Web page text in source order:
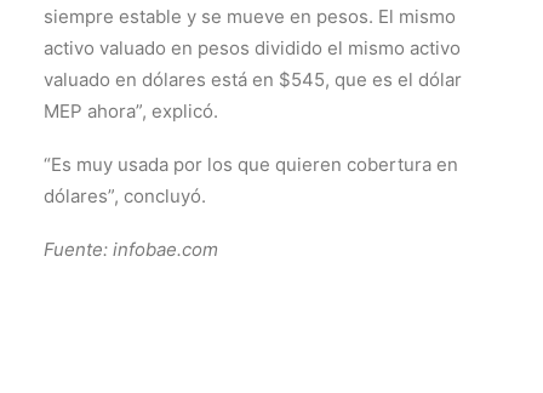
siempre estable y se mueve en pesos. El mismo
activo valuado en pesos dividido el mismo activo
valuado en dólares está en $545, que es el dólar
MEP ahora”, explicó.
“Es muy usada por los que quieren cobertura en
dólares”, concluyó.
Fuente: infobae.com